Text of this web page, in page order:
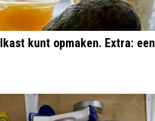
kunt opmaken. Extra: een